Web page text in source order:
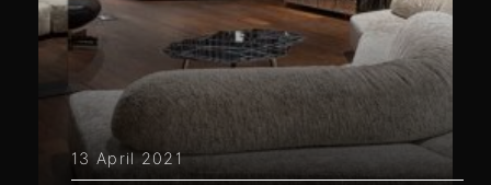
13 April 2021